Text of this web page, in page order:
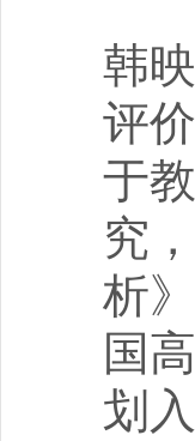
韩
评
于
究
析
国
划